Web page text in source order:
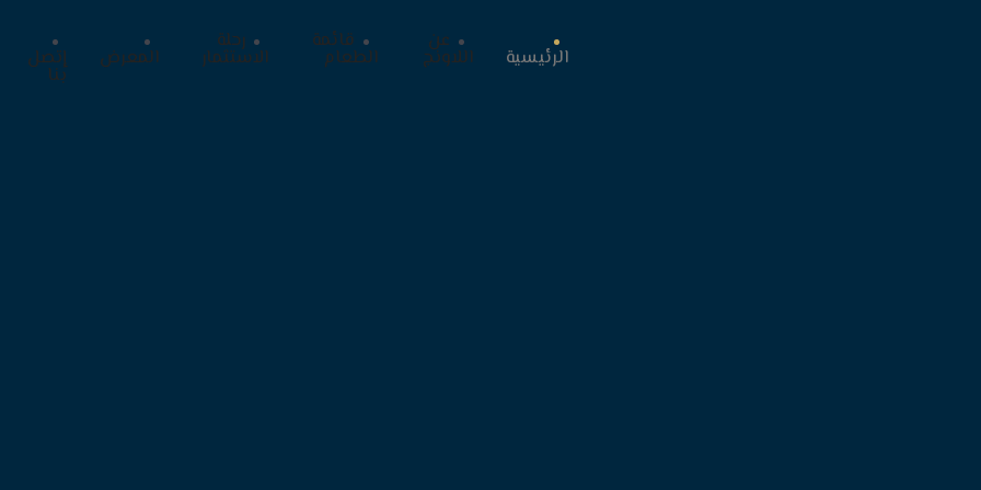
الرئيسية
عن
اللاونج
قائمة
الطعام
رحلة
الاستثمار المعرض إتصل
بنا